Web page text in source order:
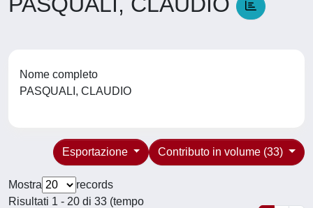
Nome completo
PASQUALI, CLAUDIO
Contributo in volume (33)
Esportazione
Mostra
records
Risultati 1 - 20 di 33 (tempo